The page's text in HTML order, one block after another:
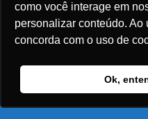
como você interage em
personalizar conteúdo. Ao
concorda com o uso de
Ok,
© 2026 Faculdade Sensu
Privacidade